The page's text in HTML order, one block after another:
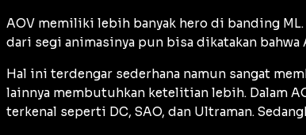
AOV memiliki lebih banyak hero di banding
dari segi animasinya pun bisa dikatakan
Hal ini terdengar sederhana namun sangat
lainnya membutuhkan ketelitian lebih. Dalam
terkenal seperti DC, SAO, dan Ultraman.